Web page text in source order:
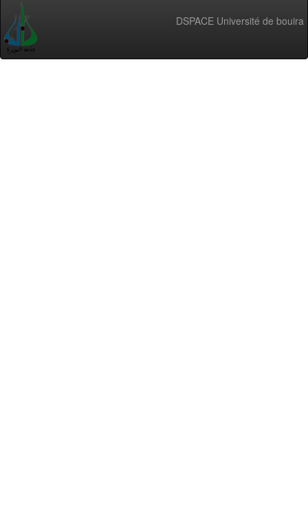
DSPACE Université de bouira